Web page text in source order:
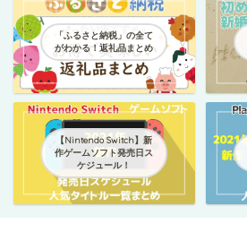
「ふるさと納税」の全て
がわかる！返礼品まとめ
【Nintendo Switch】新
作ゲームソフト発売日ス
ケジュール！